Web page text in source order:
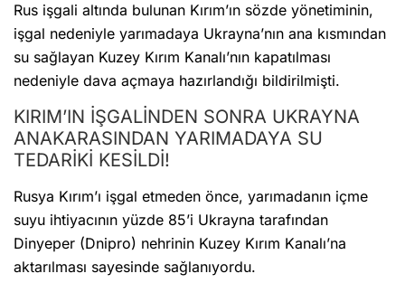
Rus işgali altında bulunan Kırım’ın sözde yönetiminin,
işgal nedeniyle yarımadaya Ukrayna’nın ana kısmından
su sağlayan Kuzey Kırım Kanalı’nın kapatılması
nedeniyle dava açmaya hazırlandığı bildirilmişti.
KIRIM’IN İŞGALİNDEN SONRA UKRAYNA
ANAKARASINDAN YARIMADAYA SU
TEDARİKİ KESİLDİ!
Rusya Kırım’ı işgal etmeden önce, yarımadanın içme
suyu ihtiyacının yüzde 85’i Ukrayna tarafından
Dinyeper (Dnipro) nehrinin Kuzey Kırım Kanalı’na
aktarılması sayesinde sağlanıyordu.